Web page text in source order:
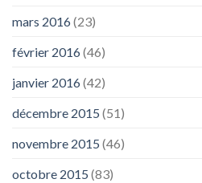
mars 2016(23)
février 2016(46)
janvier 2016(42)
décembre 2015 (51)
novembre 2015 (46)
octobre 2015 (83)